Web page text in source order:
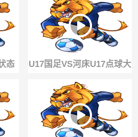
反杀
态
U17国足VS河床U17点球大
战！江宇涵两扑点建功